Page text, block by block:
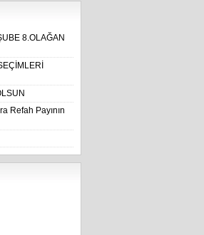
8.OLAĞAN
Refah Payının